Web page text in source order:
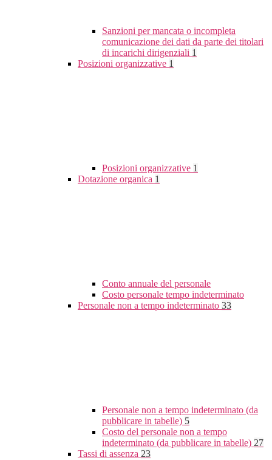
Sanzioni per mancata o incompleta
comunicazione dei dati da parte dei titolari
di incarichi dirigenziali 1
Posizioni organizzative 1
Posizioni organizzative 1
Dotazione organica 1
Conto annuale del personale
Costo personale tempo indeterminato
Personale non a tempo indeterminato 33
Personale non a tempo indeterminato (da
pubblicare in tabelle) 5
Costo del personale non a tempo
indeterminato (da pubblicare in tabelle) 27
Tassi di assenza 23